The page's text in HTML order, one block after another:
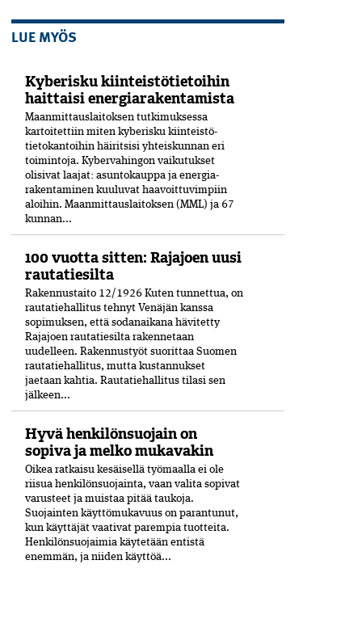
LUE MYÖS
Kyberisku kiinteistötietoihin
haittaisi energiarakentamista
Maanmittauslaitoksen tutkimuksessa
kartoitettiin miten kyberisku kiinteistö­
tietokantoihin häiritsisi yhteiskunnan eri
toimintoja. Kyber­vahingon vaikutukset
olisivat laajat: asuntokauppa ja energia­
rakentaminen kuuluvat haavoittuvimpiin
aloihin. Maanmittauslaitoksen (MML) ja 67
kunnan...
100 vuotta sitten: Rajajoen uusi
rautatiesilta
Rakennustaito 12/1926 Kuten tunnettua, on
rautatiehallitus tehnyt Venäjän kanssa
sopimuksen, että sodanaikana hävitetty
Rajajoen rautatiesilta rakennetaan
uudelleen. Rakennustyöt suorittaa Suomen
rautatiehallitus, mutta kustannukset
jaetaan kahtia. Rautatiehallitus tilasi sen
jälkeen...
Hyvä henkilönsuojain on
sopiva ja melko mukavakin
Oikea ratkaisu kesäisellä työmaalla ei ole
riisua henkilönsuojainta, vaan valita sopivat
varusteet ja muistaa pitää taukoja.
Suojainten käyttömukavuus on parantunut,
kun käyttäjät vaativat parempia tuotteita.
Henkilönsuojaimia käytetään entistä
enemmän, ja niiden käyttöä...